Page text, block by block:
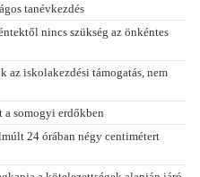
tanévkezdés
nincs szükség az önkéntes
az iskolakezdési támogatás, nem
a somogyi erdőkben
24 órában négy centimétert